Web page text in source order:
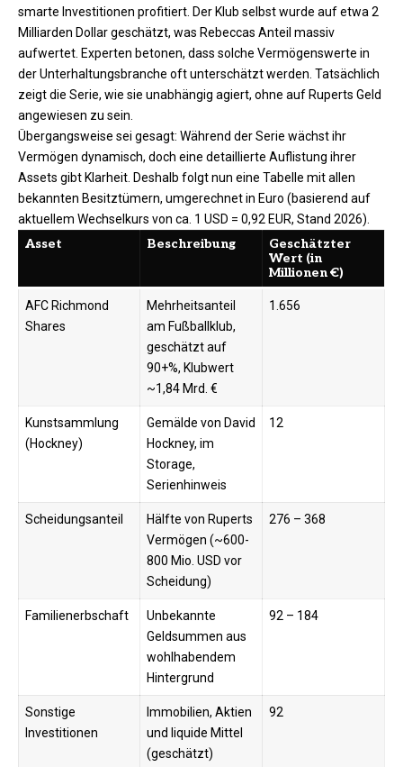
smarte Investitionen profitiert. Der Klub selbst wurde auf etwa 2
Milliarden Dollar geschätzt, was Rebeccas Anteil massiv
aufwertet. Experten betonen, dass solche Vermögenswerte in
der Unterhaltungsbranche oft unterschätzt werden. Tatsächlich
zeigt die Serie, wie sie unabhängig agiert, ohne auf Ruperts Geld
angewiesen zu sein.​
Übergangsweise sei gesagt: Während der Serie wächst ihr
Vermögen dynamisch, doch eine detaillierte Auflistung ihrer
Assets gibt Klarheit. Deshalb folgt nun eine Tabelle mit allen
bekannten Besitztümern, umgerechnet in Euro (basierend auf
aktuellem Wechselkurs von ca. 1 USD = 0,92 EUR, Stand 2026).
Asset Beschreibung
Geschätzter
Wert (in
Millionen €)
AFC Richmond
Shares
Mehrheitsanteil
am Fußballklub,
geschätzt auf
90+%, Klubwert
~1,84 Mrd. €
1.656
Kunstsammlung
(Hockney)
Gemälde von David
Hockney, im
Storage,
Serienhinweis
12
Scheidungsanteil
Hälfte von Ruperts
Vermögen (~600-
800 Mio. USD vor
Scheidung)
276 – 368
Familienerbschaft
Unbekannte
Geldsummen aus
wohlhabendem
Hintergrund
92 – 184
Sonstige
Investitionen
Immobilien, Aktien
und liquide Mittel
(geschätzt)
92